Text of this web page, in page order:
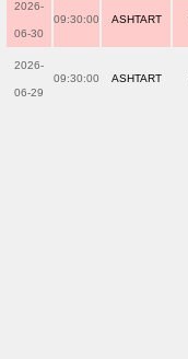
2026-
06-30
09:30:00 ASHTART
2026-
06-29
09:30:00 ASHTART